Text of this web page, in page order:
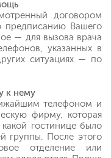
договором
предписанию Вашего
— для вызова врача
указанных в
ситуациях — по
к нему
телефоном и
фирму, которая
гостинице было
группы. После этого
отделение или